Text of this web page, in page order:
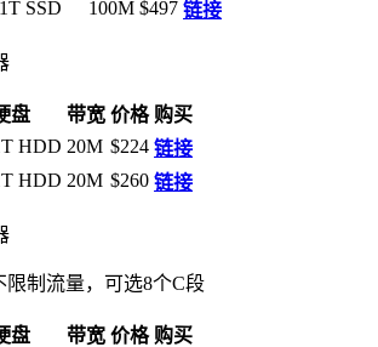
1T SSD 100M $497 链接
盘 带宽 价格 购买
HDD 20M $224 链接
HDD 20M $260 链接
限制流量，可选8个C段
盘 带宽 价格 购买